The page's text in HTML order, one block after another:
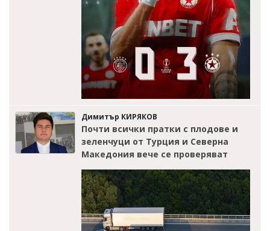
Димитър КИРЯКОВ
Почти всички пратки с плодове и
зеленчуци от Турция и Северна
Македония вече се проверяват